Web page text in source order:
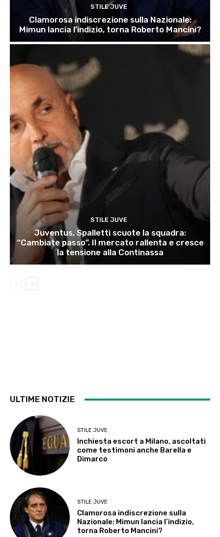
STILE JUVE
Clamorosa indiscrezione sulla Nazionale:
Mimun lancia l’indizio, torna Roberto Mancini?
STILE JUVE
Juventus, Spalletti scuote la squadra:
“Cambiate passo”. Il mercato rallenta e cresce
la tensione alla Continassa
ULTIME NOTIZIE
STILE JUVE
Inchiesta escort a Milano, ascoltati
come testimoni anche Barella e
Dimarco
STILE JUVE
Clamorosa indiscrezione sulla
Nazionale: Mimun lancia l’indizio,
torna Roberto Mancini?